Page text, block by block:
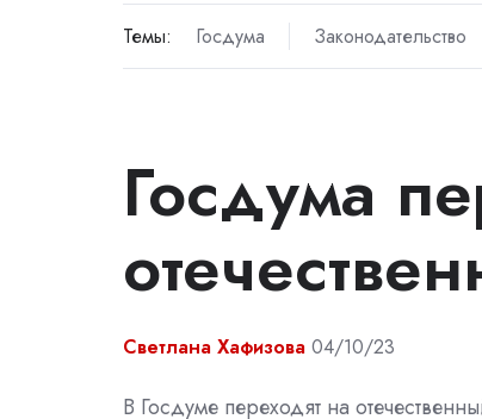
Темы: Госдума Законодательство
Госдума
Светлана Хафизова 04/10/23
В Госдуме переходят на